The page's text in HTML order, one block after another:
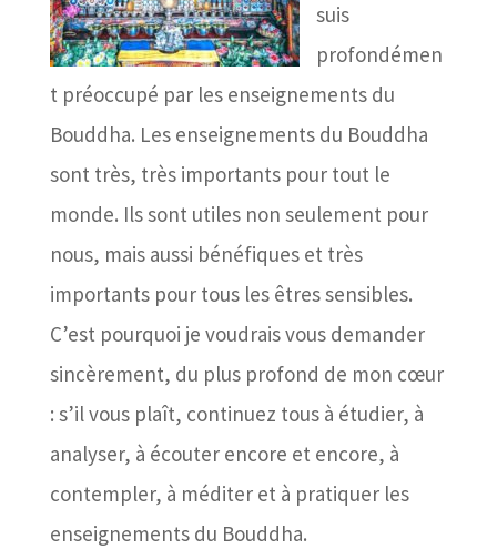
suis
profondémen
t préoccupé par les enseignements du
Bouddha. Les enseignements du Bouddha
sont très, très importants pour tout le
monde. Ils sont utiles non seulement pour
nous, mais aussi bénéfiques et très
importants pour tous les êtres sensibles.
C’est pourquoi je voudrais vous demander
sincèrement, du plus profond de mon cœur
: s’il vous plaît, continuez tous à étudier, à
analyser, à écouter encore et encore, à
contempler, à méditer et à pratiquer les
enseignements du Bouddha.